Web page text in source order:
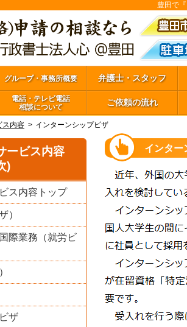
豊田で
グループ・事務所概要 弁護士・スタッフ
電話・テレビ電話
相談について
ご依頼の流れ
ス内容 インターンシップビザ
インター
ービス内容
)
ス内容トップ
）
際業務（就労ビ
ザ